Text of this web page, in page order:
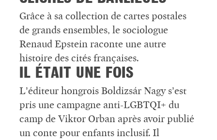
Grâce à sa collection de cartes postales
de grands ensembles, le sociologue
Renaud Epstein raconte une autre
histoire des cités françaises.
IL ÉTAIT UNE FOIS
L’éditeur hongrois Boldizsár Nagy s’est
pris une campagne anti-LGBTQI+ du
camp de Viktor Orban après avoir publié
un conte pour enfants inclusif. Il